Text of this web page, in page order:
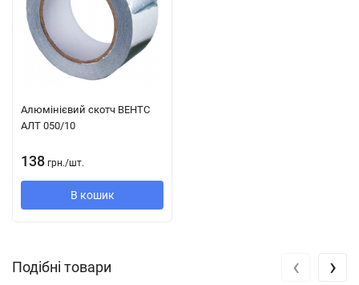
(0,37 /1500 ВЗ):
Низький тиск
циліндричний корпус
Oдностороннее всмоктування
Напрямок обертання - праве або ліве
прямий привід
Число лопаток - 3 шт. (6 реверсивних)
Алюмінієвий скотч ВЕНТС
АЛТ 050/10
138 грн./шт.
В кошик
Подібні товари ‹ ›